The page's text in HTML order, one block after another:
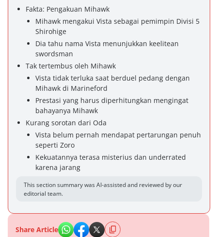
Fakta: Pengakuan Mihawk
Mihawk mengakui Vista sebagai pemimpin Divisi 5
Shirohige
Dia tahu nama Vista menunjukkan keelitean
swordsman
Tak tertembus oleh Mihawk
Vista tidak terluka saat berduel pedang dengan
Mihawk di Marineford
Prestasi yang harus diperhitungkan mengingat
bahayanya Mihawk
Kurang sorotan dari Oda
Vista belum pernah mendapat pertarungan penuh
seperti Zoro
Kekuatannya terasa misterius dan underrated
karena jarang
This section summary was AI-assisted and reviewed by our
editorial team.
Share Article